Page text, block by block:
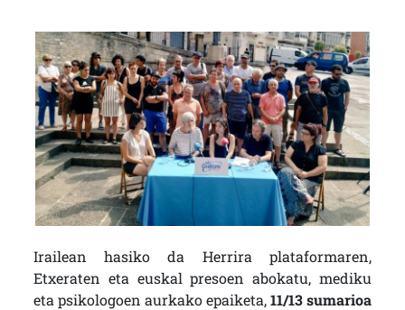
Irailean hasiko da Herrira plataformaren,
Etxeraten eta euskal presoen abokatu, mediku
eta psikologoen aurkako epaiketa,11/13 sumarioa